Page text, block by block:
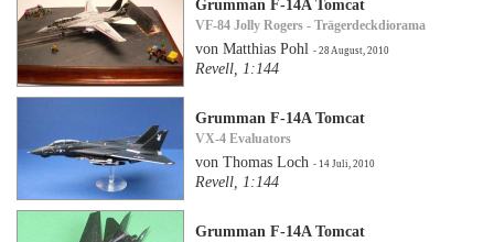
Grumman F-14A Tomcat
VF-84 Jolly Rogers - Trägerdeckdiorama
von Matthias Pohl- 28 August, 2010
Revell, 1:144
Grumman F-14A Tomcat
VX-4 Evaluators
von Thomas Loch- 14 Juli, 2010
Revell, 1:144
Grumman F-14A Tomcat